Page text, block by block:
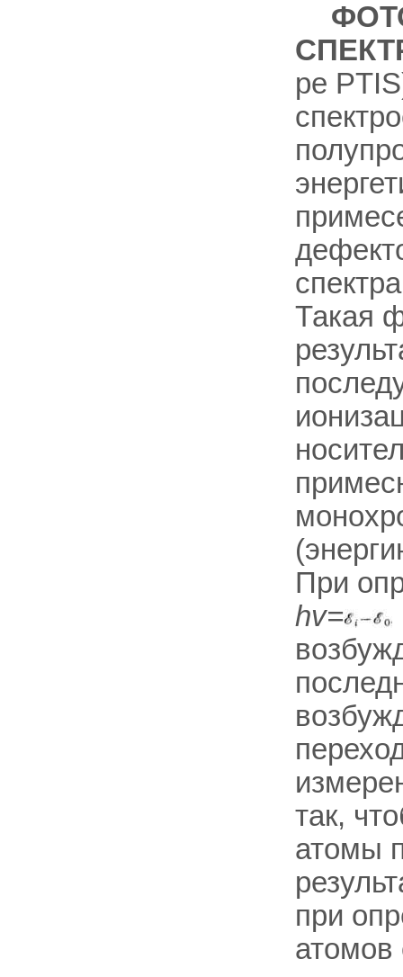
ре
Такая
При
hv=
так,
атомы
при
атомов